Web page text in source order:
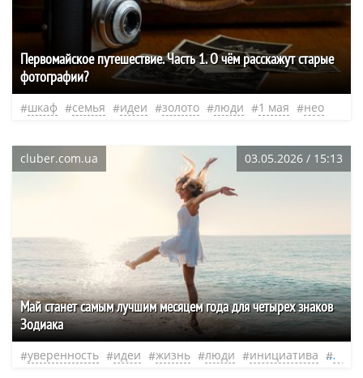
Первомайское путешествие. Часть 1. О чём расскажут старые
фотографии?
шкаф семья идеи золото люди 1 мая нео
cluber.com.ua 03.05.2026 / 15:13
Май станет самым лучшим месяцем года для четырех знаков
Зодиака
уверенность идеи жизнь люди инициатива нео